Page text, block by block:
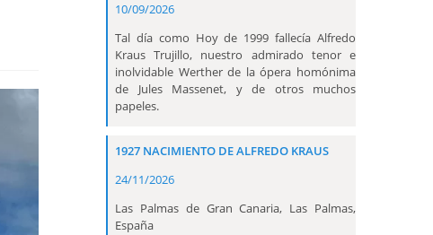
10/09/2026
Tal día como Hoy de 1999 fallecía Alfredo
Kraus Trujillo, nuestro admirado tenor e
inolvidable Werther de la ópera homónima
de Jules Massenet, y de otros muchos
papeles.
1927 NACIMIENTO DE ALFREDO KRAUS
24/11/2026
Las Palmas de Gran Canaria, Las Palmas,
España